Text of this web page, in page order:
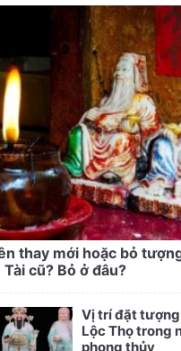
thay mới hoặc bỏ
cũ? Bỏ ở đâu?
Vị trí đặt tượng
Lộc Thọ trong
phong thủy